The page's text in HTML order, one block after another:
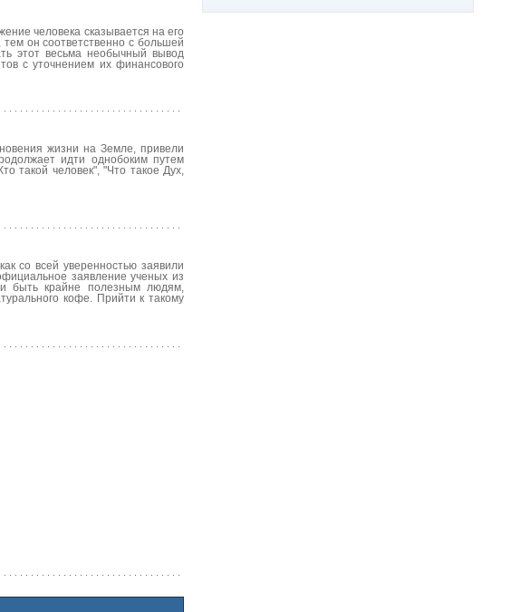
человека сказывается на его
он соответственно с большей
этот весьма необычный вывод
с уточнением их финансового
жизни на Земле, привели
идти однобоким путем
такой человек", "Что такое Дух,
со всей уверенностью заявили
заявление ученых из
и быть крайне полезным людям,
кофе. Прийти к такому